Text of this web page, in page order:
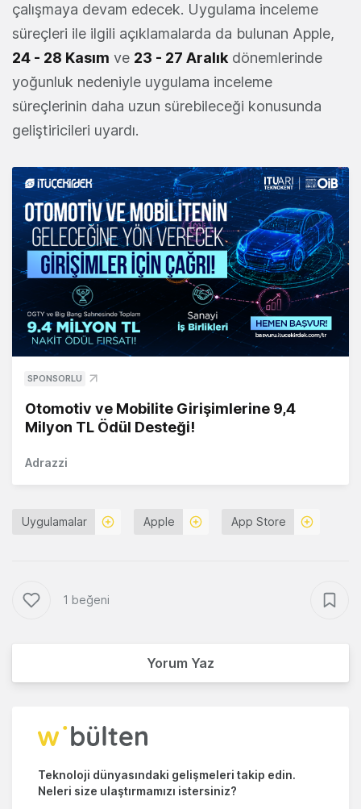
çalışmaya devam edecek. Uygulama inceleme
süreçleri ile ilgili açıklamalarda da bulunan Apple,
24 - 28 Kasım ve 23 - 27 Aralık dönemlerinde
yoğunluk nedeniyle uygulama inceleme
süreçlerinin daha uzun sürebileceği konusunda
geliştiricileri uyardı.
SPONSORLU
Otomotiv ve Mobilite Girişimlerine 9,4
Milyon TL Ödül Desteği!
Adrazzi
Uygulamalar Apple App Store
1 beğeni
Yorum Yaz
Teknoloji dünyasındaki gelişmeleri takip edin.
Neleri size ulaştırmamızı istersiniz?